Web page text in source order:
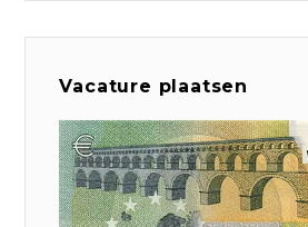
Vacature plaatsen